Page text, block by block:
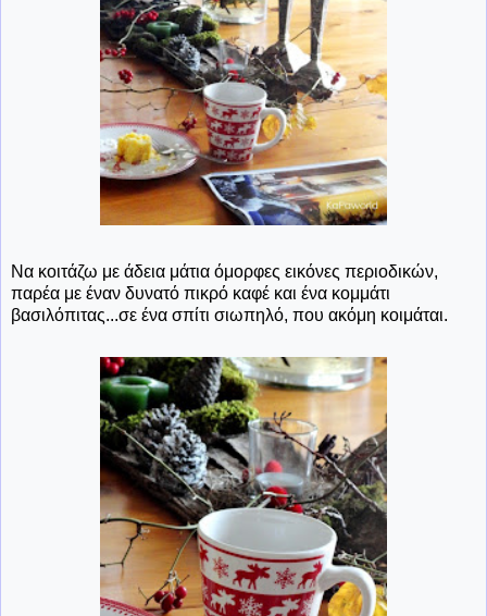
Να κοιτάζω με άδεια μάτια όμορφες εικόνες περιοδικών,
παρέα με έναν δυνατό πικρό καφέ και ένα κομμάτι
βασιλόπιτας...σε ένα σπίτι σιωπηλό, που ακόμη κοιμάται.